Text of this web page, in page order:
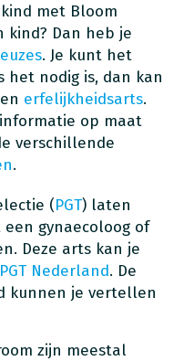
met Bloom
kind? Dan heb je
. Je kunt het
het nodig is, dan kan
erfelijkheidsarts.
op maat
verschillende
.
(PGT) laten
gynaecoloog of
Deze arts kan je
PGT Nederland. De
kunnen je vertellen
zijn meestal